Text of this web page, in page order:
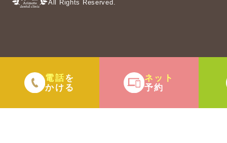
All Rights Reserved.
電話を
かける
ネット
予約